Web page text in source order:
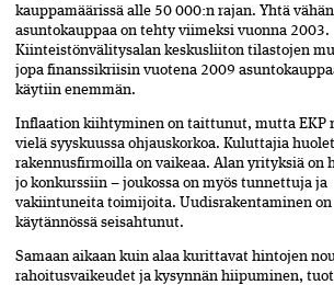
kauppamäärissä alle 50 000:n rajan. Yhtä vähän
asuntokauppaa on tehty viimeksi vuonna 2003.
Kiinteistönvälitysalan keskusliiton tilastojen
jopa finanssikriisin vuotena 2009
käytiin enemmän.
Inflaation kiihtyminen on taittunut, mutta EKP
vielä syyskuussa ohjauskorkoa. Kuluttajia
rakennusfirmoilla on vaikeaa. Alan yrityksiä on
jo konkurs­siin – joukossa on myös tunnettuja ja
vakiintuneita toimijoita. Uudisrakentaminen on
käytännössä seisahtunut.
Samaan aikaan kuin alaa kurittavat hintojen
rahoitusvaikeudet ja kysynnän­ hiipu­minen,